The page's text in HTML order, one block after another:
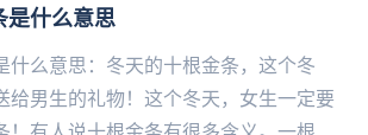
是什么意思
什么意思：冬天的十根金条，这个冬
给男生的礼物！这个冬天，女生一定要